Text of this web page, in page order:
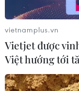
vietnamplus.vn
Vietjet được
Việt hướng tới